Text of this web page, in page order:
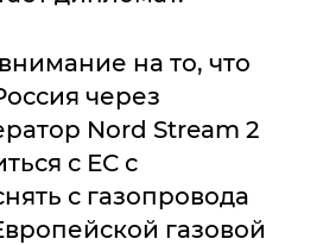
на то, что
через
Nord Stream 2
с ЕС с
с газопровода
газовой